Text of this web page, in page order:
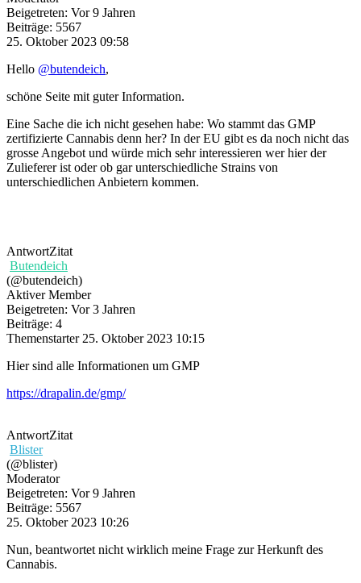
Beigetreten: Vor 9 Jahren
Beiträge: 5567
25. Oktober 2023 09:58
Hello @butendeich,
schöne Seite mit guter Information.
Eine Sache die ich nicht gesehen habe: Wo stammt das GMP
zertifizierte Cannabis denn her? In der EU gibt es da noch nicht das
grosse Angebot und würde mich sehr interessieren wer hier der
Zulieferer ist oder ob gar unterschiedliche Strains von
unterschiedlichen Anbietern kommen.
AntwortZitat
Butendeich
(@butendeich)
Aktiver Member
Beigetreten: Vor 3 Jahren
Beiträge: 4
Themenstarter 25. Oktober 2023 10:15
Hier sind alle Informationen um GMP
https://drapalin.de/gmp/
AntwortZitat
Blister
(@blister)
Moderator
Beigetreten: Vor 9 Jahren
Beiträge: 5567
25. Oktober 2023 10:26
Nun, beantwortet nicht wirklich meine Frage zur Herkunft des
Cannabis.